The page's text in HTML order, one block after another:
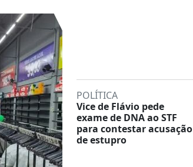
POLÍTICA
Vice de Flávio pede
exame de DNA ao STF
para contestar acusação
de estupro